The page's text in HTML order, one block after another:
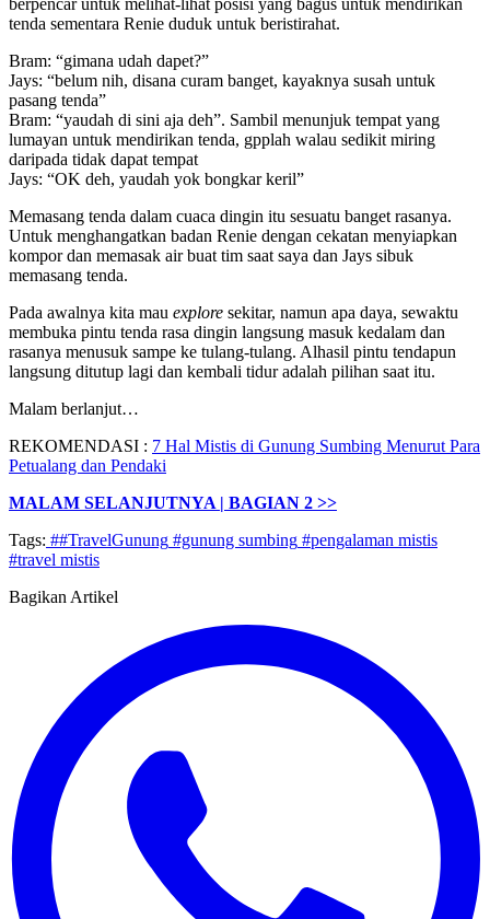
tenda sementara Renie duduk untuk beristirahat.
Bram: “gimana udah dapet?”
Jays: “belum nih, disana curam banget, kayaknya susah untuk
pasang tenda”
Bram: “yaudah di sini aja deh”. Sambil menunjuk tempat yang
lumayan untuk mendirikan tenda, gpplah walau sedikit miring
daripada tidak dapat tempat
Jays: “OK deh, yaudah yok bongkar keril”
Memasang tenda dalam cuaca dingin itu sesuatu banget rasanya.
Untuk menghangatkan badan Renie dengan cekatan menyiapkan
kompor dan memasak air buat tim saat saya dan Jays sibuk
memasang tenda.
Pada awalnya kita mau explore sekitar, namun apa daya, sewaktu
membuka pintu tenda rasa dingin langsung masuk kedalam dan
rasanya menusuk sampe ke tulang-tulang. Alhasil pintu tendapun
langsung ditutup lagi dan kembali tidur adalah pilihan saat itu.
Malam berlanjut…
REKOMENDASI : 7 Hal Mistis di Gunung Sumbing Menurut Para
Petualang dan Pendaki
MALAM SELANJUTNYA | BAGIAN 2 >>
Tags: ##TravelGunung #gunung sumbing #pengalaman mistis
#travel mistis
Bagikan Artikel